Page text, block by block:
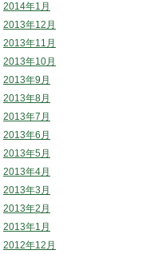
2014年1月
2013年12月
2013年11月
2013年10月
2013年9月
2013年8月
2013年7月
2013年6月
2013年5月
2013年4月
2013年3月
2013年2月
2013年1月
2012年12月